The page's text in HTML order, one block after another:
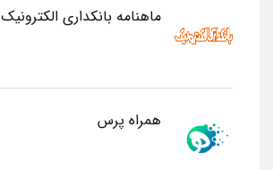
ماهنامه بانکداری الکترونیک
همراه پرس